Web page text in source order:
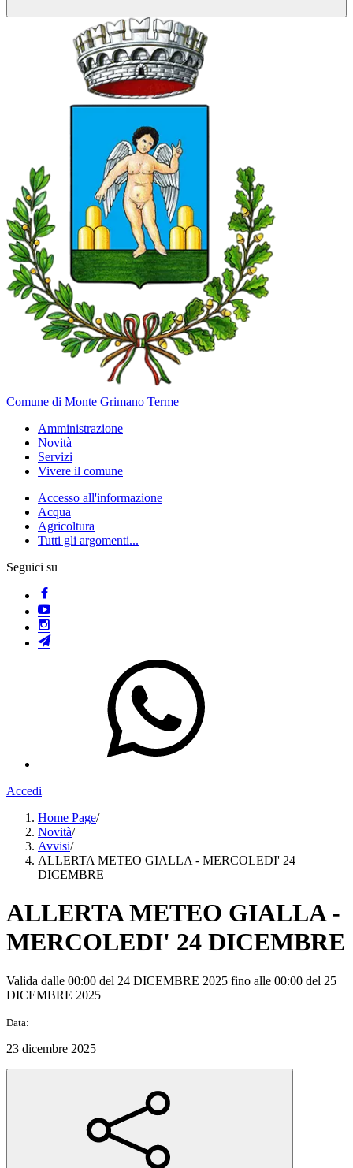
Comune di Monte Grimano Terme
Amministrazione
Novità
Servizi
Vivere il comune
Accesso all'informazione
Acqua
Agricoltura
Tutti gli argomenti...
Seguici su
Accedi
Home Page/
Novità/
Avvisi/
ALLERTA METEO GIALLA - MERCOLEDI' 24
DICEMBRE
ALLERTA METEO GIALLA -
MERCOLEDI' 24 DICEMBRE
Valida dalle 00:00 del 24 DICEMBRE 2025 fino alle 00:00 del 25
DICEMBRE 2025
Data:
23 dicembre 2025